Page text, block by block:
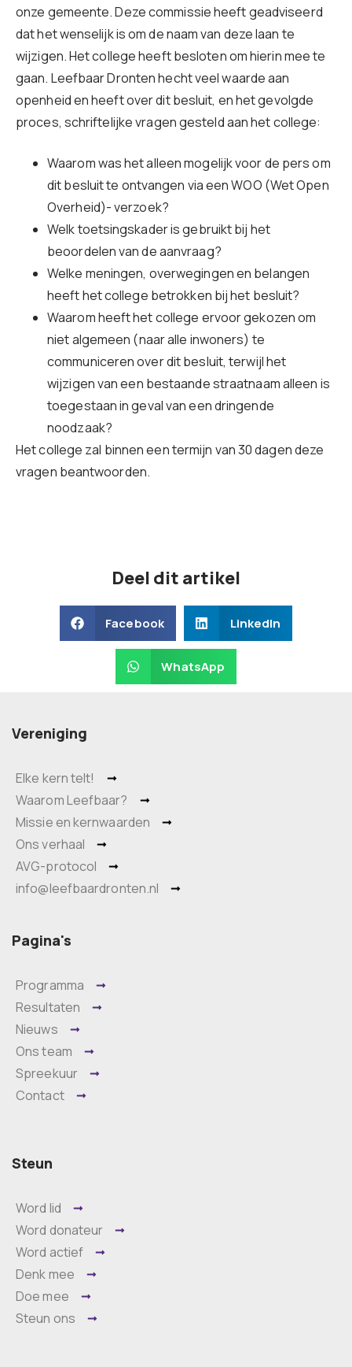
onze gemeente. Deze commissie heeft geadviseerd
dat het wenselijk is om de naam van deze laan te
wijzigen. Het college heeft besloten om hierin mee te
gaan. Leefbaar Dronten hecht veel waarde aan
openheid en heeft over dit besluit, en het gevolgde
proces, schriftelijke vragen gesteld aan het college:
Waarom was het alleen mogelijk voor de pers om
dit besluit te ontvangen via een WOO (Wet Open
Overheid)- verzoek?
Welk toetsingskader is gebruikt bij het
beoordelen van de aanvraag?
Welke meningen, overwegingen en belangen
heeft het college betrokken bij het besluit?
Waarom heeft het college ervoor gekozen om
niet algemeen (naar alle inwoners) te
communiceren over dit besluit, terwijl het
wijzigen van een bestaande straatnaam alleen is
toegestaan in geval van een dringende
noodzaak?
Het college zal binnen een termijn van 30 dagen deze
vragen beantwoorden.
Deel dit artikel
Facebook LinkedIn
WhatsApp
Vereniging
Elke kern telt!
Waarom Leefbaar?
Missie en kernwaarden
Ons verhaal
AVG-protocol
info@leefbaardronten.nl
Pagina's
Programma
Resultaten
Nieuws
Ons team
Spreekuur
Contact
Steun
Word lid
Word donateur
Word actief
Denk mee
Doe mee
Steun ons